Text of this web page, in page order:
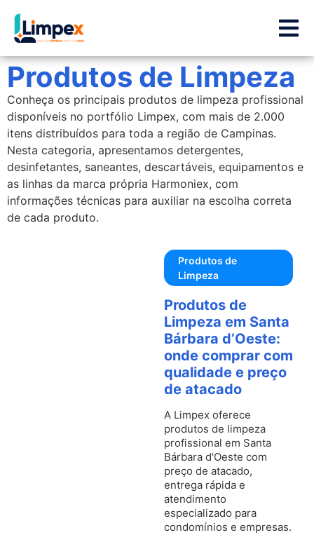
Produtos de Limpeza
Conheça os principais produtos de limpeza profissional
disponíveis no portfólio Limpex, com mais de 2.000
itens distribuídos para toda a região de Campinas.
Nesta categoria, apresentamos detergentes,
desinfetantes, saneantes, descartáveis, equipamentos e
as linhas da marca própria Harmoniex, com
informações técnicas para auxiliar na escolha correta
de cada produto.
Produtos de
Limpeza
Produtos de
Limpeza em Santa
Bárbara d’Oeste:
onde comprar com
qualidade e preço
de atacado
A Limpex oferece
produtos de limpeza
profissional em Santa
Bárbara d'Oeste com
preço de atacado,
entrega rápida e
atendimento
especializado para
condomínios e empresas.